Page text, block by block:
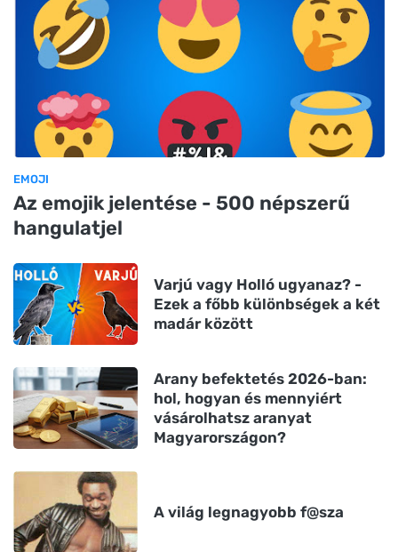
EMOJI
Az emojik jelentése - 500 népszerű
hangulatjel
Varjú vagy Holló ugyanaz? -
Ezek a főbb különbségek a két
madár között
Arany befektetés 2026-ban:
hol, hogyan és mennyiért
vásárolhatsz aranyat
Magyarországon?
A világ legnagyobb f@sza